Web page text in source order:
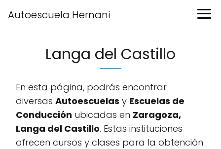
Autoescuela Hernani
Langa del Castillo
En esta página, podrás encontrar
diversas Autoescuelas y Escuelas de
Conducción ubicadas en Zaragoza,
Langa del Castillo. Estas instituciones
ofrecen cursos y clases para la obtención